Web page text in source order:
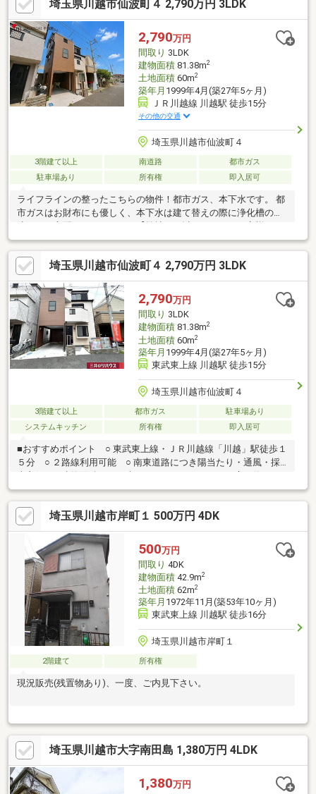
の催促、突然の訪問等、しつこい営業は一切行いません。3.契約
したら終わりではなくお引き渡し後、お引越し後もお客様のパー
トナーであること。 4.ウソやおとり広告は一切使いません。(デー
タ更新は迅速に行います。）5.お客様の個人情報は細心の注意を
払って取り扱いします。
埼玉県川越市仙波町４ 2,790万円 3LDK
2,790万円
間取り 3LDK
建物面積81.38m2
土地面積60m2
築年月 1999年4月(築27年5ヶ月)
ＪＲ川越線 川越駅 徒歩15分
その他の交通
埼玉県川越市仙波町４
3階建て以上 南道路
都市ガス
駐車場あり
所有権 即入居可
ライフラインの整ったこちらの物件！都市ガス、本下水です。 都
市ガスはお財布にも優しく、本下水は建て替えの際に浄化槽の故
障などの心配がありません。【弊社では以下の５つをお客様にお
約束いたします】1.物件の善し悪しは全て正直にお話しします。2.
無理な売り込みや契約の催促、突然の訪問等、しつこい営業は一
切行いません。3.契約したら終わりではなくお引き渡し後、お引
越し後もお客様のパートナーであること。 4.ウソやおとり広告は
一切使いません。(データ更新は迅速に行います。）5.お客様の個
人情報は細心の注意を払って取り扱いします。
埼玉県川越市仙波町４ 2,790万円 3LDK
2,790万円
間取り 3LDK
建物面積81.38m2
土地面積60m2
築年月 1999年4月(築27年5ヶ月)
東武東上線 川越駅 徒歩15分
埼玉県川越市仙波町４
3階建て以上 都市ガス
駐車場あり
システムキッチン
所有権 即入居可
■おすすめポイント ○ 東武東上線・ＪＲ川越線「川越」駅徒歩１
５分 ○ ２路線利用可能 ○ 南東道路につき陽当たり・通風・採
２．５帖 ○ 全居室収納あり ○ ２面バルコニー ○ トイレ２ヶ
所 ○ 小学校まで徒歩１０分 ■リフォーム実施（令和８年６月完
了） ○ トイレ交換（１Ｆ・２Ｆ） ○ コンロ交換 ○ 水栓交換
○ 給湯器交換 ○ 照明交換 ○ スイッチ交換 ○ クロス張替 ○ Ｃ
Ｆ張替 ○ フロアタイル上貼り ○ バルコニートップコート ○ 庭
整地 ○ ハウスクリーニング等
埼玉県川越市岸町１ 500万円 4DK
500万円
間取り 4DK
建物面積42.9m2
土地面積62m2
築年月 1972年11月(築53年10ヶ月)
東武東上線 川越駅 徒歩16分
埼玉県川越市岸町１
2階建て 所有権
現況販売(残置物あり)、一度、ご内見下さい。
埼玉県川越市大字南田島 1,380万円 4LDK
1,380万円